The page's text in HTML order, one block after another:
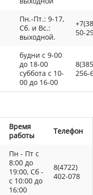
Пн.-Пт.: 9-17,
Сб. и Вс.:
выходной.
50-
будни с 9-00
до 18-00
суббота с 10-
00 до 16-00
256-
Время
работы
Телефон
Пн - Пт с
8:00 до
19:00, Сб -
с 10:00 до
16:00
8(4722)
402-078